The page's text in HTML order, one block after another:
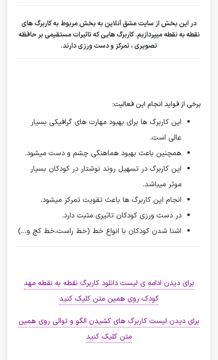
در این بخش از سایت مشق آنلاین به بخش مربوط به کاربرگ های
نقطه به نقطه میپردازیم. کاربرگ هایی که تاثیرات مستقیمی بر حافظه
تصویری ، تمرکز و دست ورزی دارند.
برخی از فواید انجام این فعالیت:
این کاربرگ ها برای بهبود مهارت های گرافیکی بسیار
عالی است.
همچنین باعث بهبود هماهنگی چشم و دست میشود.
این کاربرگ در تسهیل روند نوشتار در کودکان بسیار
موثر میباشد.
انجام این کاربرگ ها باعث تقویت تمرکز میشود.
در دست ورزی کودکان تاثیری مثبت دارد.
اشنا شدن کودکان با انواع خط (خط راست،خط کج و…)
برای دیدن ادامه ی لیست دانلود کاربرگ نقطه به نقطه مهد
کودک روی همین متن کلیک کنید
برای دیدن لیست کاربرگ های کشیدن الگو و توالی روی همین
متن کلیک کنید